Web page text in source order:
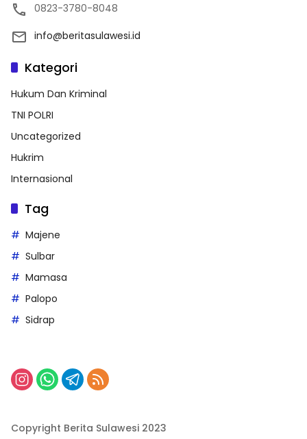
0823-3780-8048
info@beritasulawesi.id
Kategori
Hukum Dan Kriminal
TNI POLRI
Uncategorized
Hukrim
Internasional
Tag
Majene
Sulbar
Mamasa
Palopo
Sidrap
Copyright Berita Sulawesi 2023